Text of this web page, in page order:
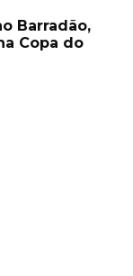
Barradão,
Copa do